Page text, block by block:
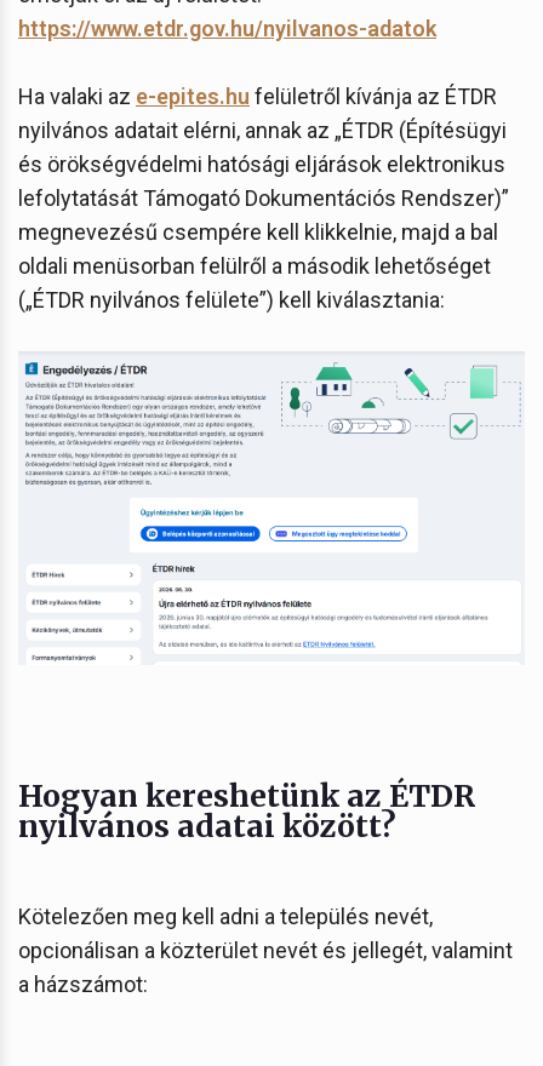
https://www.etdr.gov.hu/nyilvanos-adatok
Ha valaki az e-epites.hu felületről kívánja az ÉTDR
nyilvános adatait elérni, annak az „ÉTDR (Építésügyi
és örökségvédelmi hatósági eljárások elektronikus
lefolytatását Támogató Dokumentációs Rendszer)”
megnevezésű csempére kell klikkelnie, majd a bal
oldali menüsorban felülről a második lehetőséget
(„ÉTDR nyilvános felülete”) kell kiválasztania:
Hogyan kereshetünk az ÉTDR
nyilvános adatai között?
Kötelezően meg kell adni a település nevét,
opcionálisan a közterület nevét és jellegét, valamint
a házszámot: